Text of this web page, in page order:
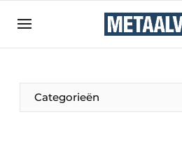
Bedrijven
Contact
Categorieën